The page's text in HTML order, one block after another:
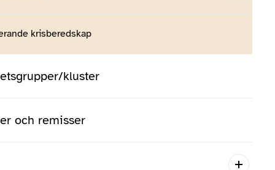
krisberedskap
kluster
och remisser